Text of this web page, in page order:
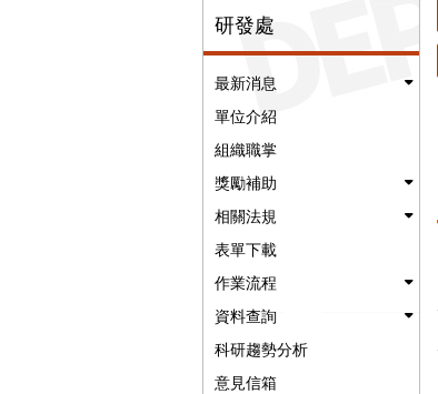
研發處
最新消息
單位介紹
組織職掌
獎勵補助
相關法規
表單下載
作業流程
資料查詢
科研趨勢分析
意見信箱